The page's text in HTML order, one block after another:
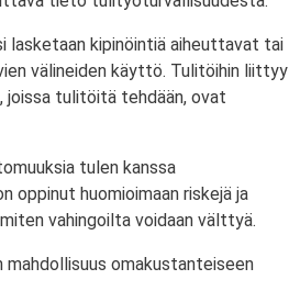
lasketaan kipinöintiä aiheuttavat tai
välineiden käyttö. Tulitöihin liittyy
joissa tulitöitä tehdään, ovat
tulen kanssa
oppinut huomioimaan riskejä ja
vahingoilta voidaan välttyä.
mahdollisuus omakustanteiseen